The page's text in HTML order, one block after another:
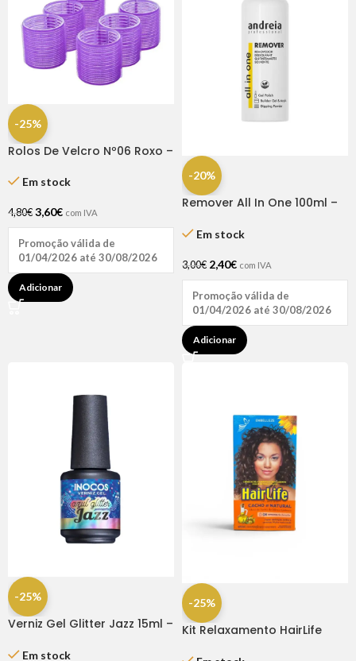
-25%
Rolos De Velcro Nº06 Roxo –
Em stock
4,80€ 3,60€ com IVA
Promoção válida de
01/04/2026 até 30/08/2026
Adicionar
-20%
Remover All In One 100ml –
Em stock
3,00€ 2,40€ com IVA
Promoção válida de
01/04/2026 até 30/08/2026
Adicionar
-25%
Verniz Gel Glitter Jazz 15ml –
Em stock
-25%
Kit Relaxamento HairLife